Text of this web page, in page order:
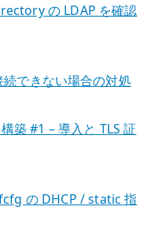
の LDAP を確認
できない場合の対処
築 #1 – 導入と TLS 証
の DHCP / static 指